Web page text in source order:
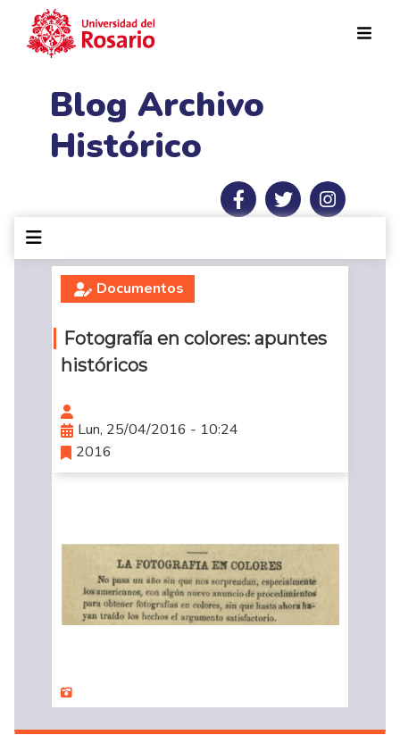
Blog Archivo
Histórico
Documentos
Fotografía en colores: apuntes
históricos
Lun, 25/04/2016 - 10:24
2016